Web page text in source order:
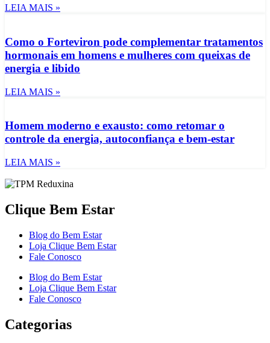
LEIA MAIS »
Como o Forteviron pode complementar tratamentos
hormonais em homens e mulheres com queixas de
energia e libido
LEIA MAIS »
Homem moderno e exausto: como retomar o
controle da energia, autoconfiança e bem-estar
LEIA MAIS »
Clique Bem Estar
Blog do Bem Estar
Loja Clique Bem Estar
Fale Conosco
Blog do Bem Estar
Loja Clique Bem Estar
Fale Conosco
Categorias